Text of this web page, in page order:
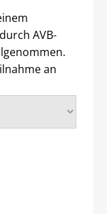
AVB-
an